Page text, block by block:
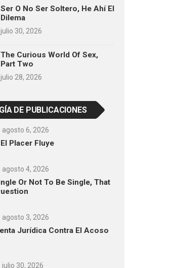
Ser O No Ser Soltero, He Ahí El
Dilema
julio 30, 2026
The Curious World Of Sex,
Part Two
julio 28, 2026
DE PUBLICACIONES
agosto 6, 2026
Placer Fluye
agosto 4, 2026
Or Not To Be Single, That
agosto 3, 2026
Jurídica Contra El Acoso
julio 30, 2026